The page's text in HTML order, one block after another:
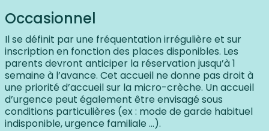
Occasionnel
Il se définit par une fréquentation irrégulière et sur
inscription en fonction des places disponibles. Les
parents devront anticiper la réservation jusqu’à 1
semaine à l’avance. Cet accueil ne donne pas droit à
une priorité d’accueil sur la micro-crèche. Un accueil
d’urgence peut également être envisagé sous
conditions particulières (ex : mode de garde habituel
indisponible, urgence familiale …).